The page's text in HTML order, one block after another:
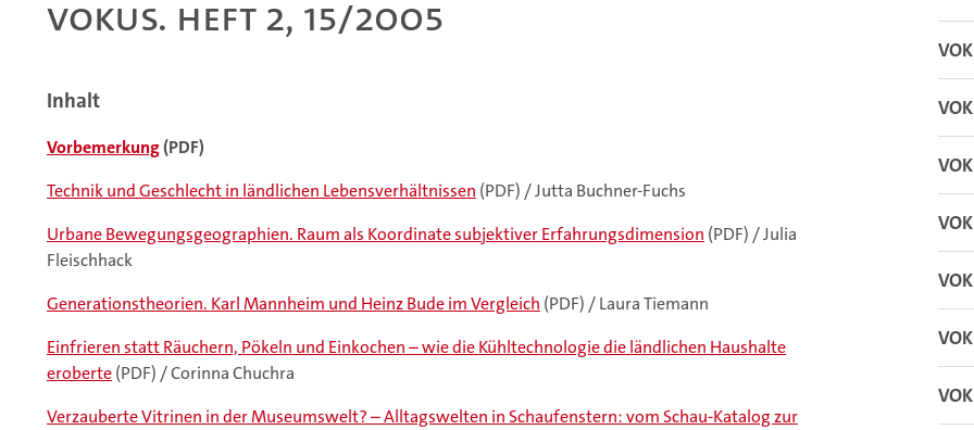
VOKUS. Heft 2, 15/2005
Inhalt
Vorbemerkung(PDF)
Technik und Geschlecht in ländlichen Lebensverhältnissen (PDF) / Jutta Buchner-Fuchs
Urbane Bewegungsgeographien. Raum als Koordinate subjektiver Erfahrungsdimension (PDF) / Julia
Fleischhack
Generationstheorien. Karl Mannheim und Heinz Bude im Vergleich (PDF) / Laura Tiemann
Einfrieren statt Räuchern, Pökeln und Einkochen – wie die Kühltechnologie die ländlichen Haushalte
eroberte(PDF) / Corinna Chuchra
Verzauberte Vitrinen in der Museumswelt? – Alltagswelten in Schaufenstern: vom Schau-Katalog zur